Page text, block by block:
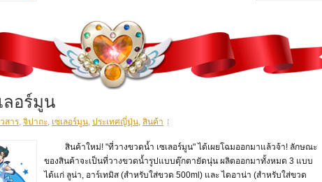
ลอร์มูน
สาร, จิปาถะ, เซเลอร์มูน, ประเทศญี่ปุ่น, สินค้า
สินค้าใหม่! "ที่วางขวดน้ำ เซเลอร์มูน" ได้เผยโฉมออกมาแล้วจ้า! ลักษณะ
ของสินค้าจะเป็นที่วางขวดน้ำรูปแบบตุ๊กตายัดนุ่น ผลิตออกมาทั้งหมด 3 แบบ
ได้แก่ ลูน่า, อาร์เทมิส (สำหรับใส่ขวด 500ml) และ ไดอาน่า (สำหรับใส่ขวด